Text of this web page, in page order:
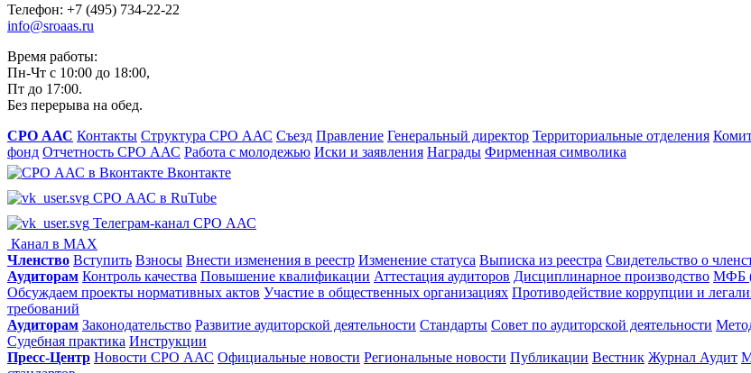
Телефон: +7 (495) 734-22-22
info@sroaas.ru
Время работы:
Пн-Чт с 10:00 до 18:00,
Пт до 17:00.
Без перерыва на обед.
СРО ААС Контакты Структура СРО ААС Съезд Правление Генеральный директор Территориальные отделения
фонд Отчетность СРО ААС Работа с молодежью Иски и заявления Награды Фирменная символика
Вконтакте
СРО ААС в RuTube
Телеграм-канал СРО ААС
Канал в MAX
Членство Вступить Взносы Внести изменения в реестр Изменение статуса Выписка из реестра Свидетельство о
Аудиторам Контроль качества Повышение квалификации Аттестация аудиторов Дисциплинарное производство МФБ
Обсуждаем проекты нормативных актов Участие в общественных организациях Противодействие коррупции и
требований
Аудиторам Законодательство Развитие аудиторской деятельности Стандарты Совет по аудиторской деятельности
Судебная практика Инструкции
Пресс-Центр Новости СРО ААС Официальные новости Региональные новости Публикации Вестник Журнал Аудит